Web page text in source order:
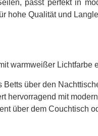
passt perfekt in
hohe Qualität und
warmweißer Lichtfarbe
über den
hervorragend mit
über dem Couchtisch